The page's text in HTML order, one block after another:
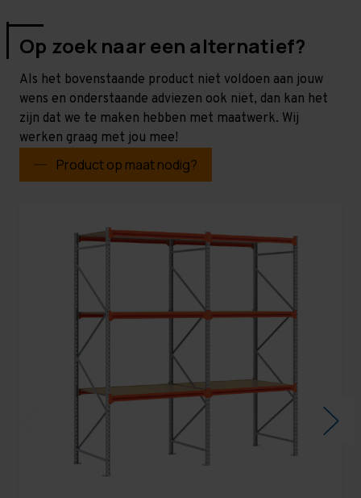
Op zoek naar een alternatief?
Als het bovenstaande product niet voldoen aan jouw
wens en onderstaande adviezen ook niet, dan kan het
zijn dat we te maken hebben met maatwerk. Wij
werken graag met jou mee!
Product op maat nodig?